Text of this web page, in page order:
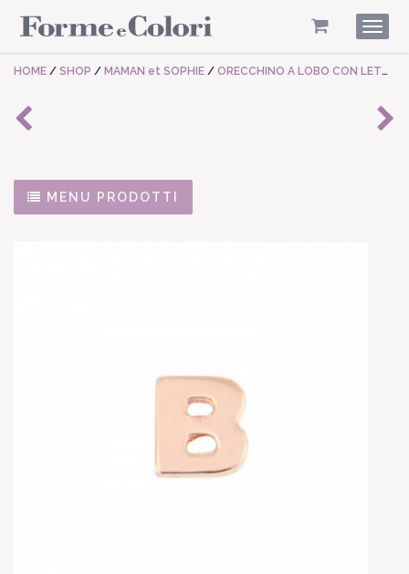
HOME / SHOP / MAMAN et SOPHIE / ORECCHINO A LOBO CON LETTERA
MENU PRODOTTI